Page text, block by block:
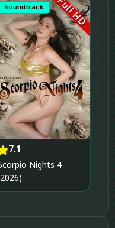
Soundtrack Full HD
7.1
Nights 4